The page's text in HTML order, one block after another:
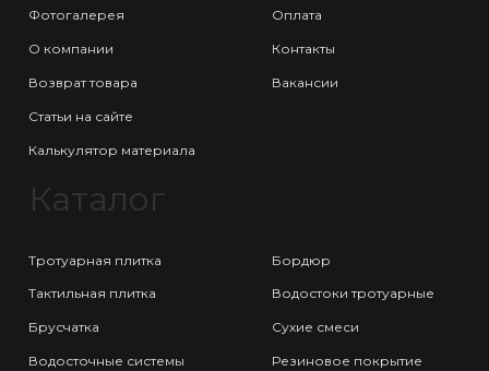
Фотогалерея
О компании
Возврат товара
Статьи на сайте
Калькулятор материала
Оплата
Контакты
Вакансии
Каталог
Тротуарная плитка
Тактильная плитка
Брусчатка
Водосточные системы
Бордюр
Водостоки тротуарные
Сухие смеси
Резиновое покрытие